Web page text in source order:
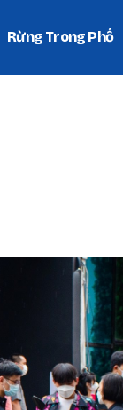
Rừng Trong Phố